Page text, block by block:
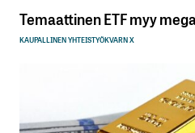
Temaattinen ETF myy
KAUPALLINEN YHTEISTYÖKVARN X